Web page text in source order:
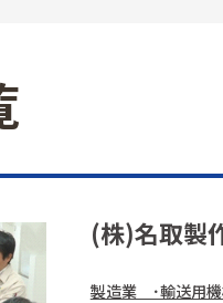
(株)名取製
製造業 ･輸送用機